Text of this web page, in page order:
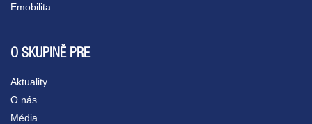
Emobilita
O SKUPINĚ PRE
Aktuality
O nás
Média